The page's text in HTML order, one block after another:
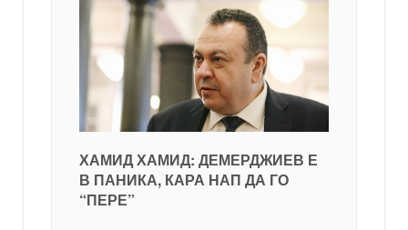
ХАМИД ХАМИД: ДЕМЕРДЖИЕВ Е
В ПАНИКА, КАРА НАП ДА ГО
“ПЕРЕ”